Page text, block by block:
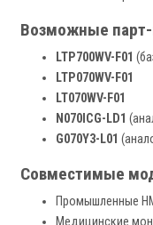
Возможные
LTP700WV-F01
LTP070WV-F01
LT070WV-F01
N070ICG-LD1
G070Y3-L01
Совместимые
Промышленные
Медицинские